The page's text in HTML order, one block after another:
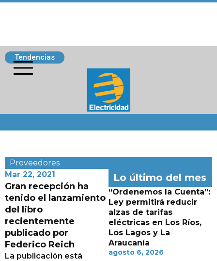
Tendencias
Proveedores
Mar 22, 2021
Gran recepción ha
tenido el lanzamiento
del libro
recientemente
publicado por
Federico Reich
La publicación está
Lo último del mes
“Ordenemos la Cuenta”:
Ley permitirá reducir
alzas de tarifas
eléctricas en Los Ríos,
Los Lagos y La
Araucanía
agosto 6, 2026